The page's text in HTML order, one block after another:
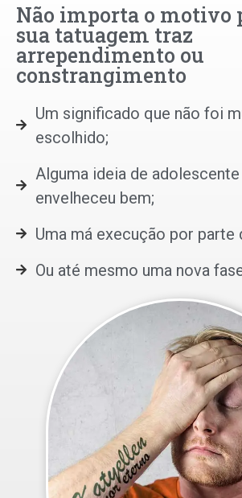
Não importa o motivo
sua tatuagem traz
arrependimento ou
constrangimento
Um significado que não foi
escolhido;
Alguma ideia de
envelheceu bem;
Uma má execução por parte
Ou até mesmo uma nova